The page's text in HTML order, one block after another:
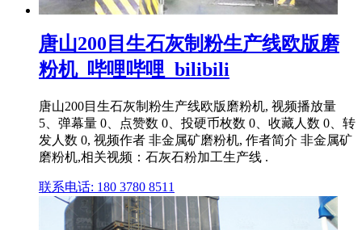
唐山200目生石灰制粉生产线欧版磨
粉机_哔哩哔哩_bilibili
唐山200目生石灰制粉生产线欧版磨粉机, 视频播放量
5、弹幕量 0、点赞数 0、投硬币枚数 0、收藏人数 0、转
发人数 0, 视频作者 非金属矿磨粉机, 作者简介 非金属矿
磨粉机,相关视频：石灰石粉加工生产线 .
联系电话: 180 3780 8511